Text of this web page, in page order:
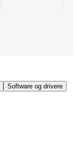
Software og drivere